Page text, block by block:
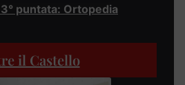
puntata: Ortopedia
il Castello